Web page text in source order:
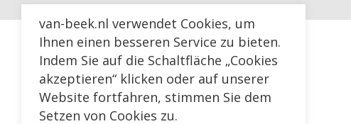
van-beek.nl verwendet Cookies, um
Ihnen einen besseren Service zu bieten.
Indem Sie auf die Schaltfläche „Cookies
akzeptieren“ klicken oder auf unserer
Website fortfahren, stimmen Sie dem
Setzen von Cookies zu.